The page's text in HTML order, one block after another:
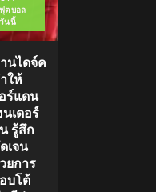
ฟุตบอล
วันนี้
นไดจ์ค
ให้
ร์แดน
นเดอร์
รู้สึก
เจน
ยการ
บโต้